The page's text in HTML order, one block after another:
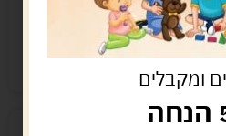
הוספה לסל
ומקבלים